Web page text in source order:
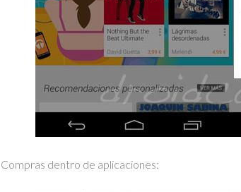
Compras dentro de aplicaciones: